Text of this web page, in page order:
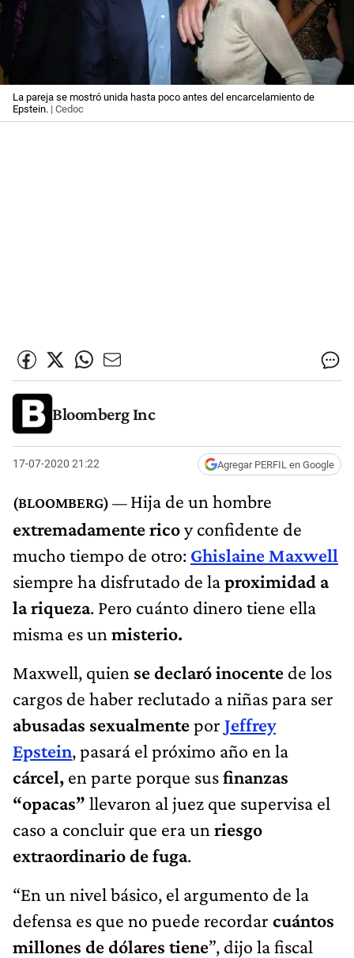
La pareja se mostró unida hasta poco antes del encarcelamiento de
Epstein. | Cedoc
Bloomberg Inc
17-07-2020 21:22 Agregar PERFIL en Google
Hija de un hombre
extremadamente ricoy confidente de
mucho tiempo de otro: Ghislaine Maxwell
siempre ha disfrutado de laproximidad a
la riqueza. Pero cuánto dinero tiene ella
misma es un misterio.
Maxwell, quien se declaró inocente de los
cargos de haber reclutado a niñas para ser
abusadas sexualmentepor Jeffrey
Epstein, pasará el próximo año en la
cárcel, en parte porque susfinanzas
“opacas” llevaron al juez que supervisa el
caso a concluir que era un riesgo
extraordinario de fuga.
“En un nivel básico, el argumento de la
defensa es que no puede recordar cuántos
millones de dólares tiene”, dijo la fiscal